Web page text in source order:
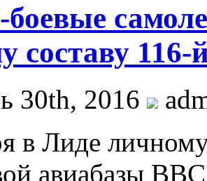
боевые
составу 116-
30th, 2016
в Лиде
авиабазы